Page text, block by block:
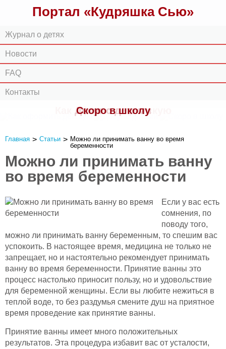
Портал «Кудряшка Сью»
Журнал о детях
Новости
FAQ
Контакты
Как оформить детскую
Досуг с детьми
Скоро в школу
Главная > Статьи > Можно ли принимать ванну во время
беременности
Можно ли принимать ванну
во время беременности
Если у вас есть
сомнения, по
поводу того,
можно ли принимать ванну беременным, то спешим вас
успокоить. В настоящее время, медицина не только не
запрещает, но и настоятельно рекомендует принимать
ванну во время беременности. Принятие ванны это
процесс настолько приносит пользу, но и удовольствие
для беременной женщины. Если вы любите нежиться в
теплой воде, то без раздумья смените душ на приятное
время проведение как принятие ванны.
Принятие ванны имеет много положительных
результатов. Эта процедура избавит вас от усталости,